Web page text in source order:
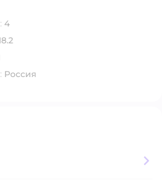
4
Россия